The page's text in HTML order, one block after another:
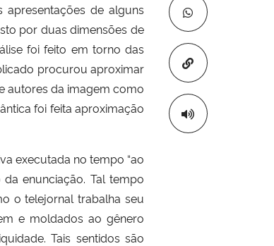
Copiar para
de alguns
por duas dimensões de
foi feito em torno das
procurou aproximar
autores da imagem como
foi feita aproximação
executada no tempo “ao
enunciação. Tal tempo
o telejornal trabalha seu
e moldados ao gênero
Tais sentidos são